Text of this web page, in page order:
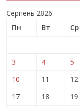
Серпень 2026
Пн
Вт Ср
3
4 5
10
11 12
17
18 19